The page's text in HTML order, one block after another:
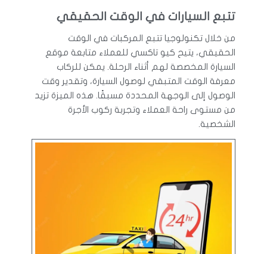
تتبع السيارات في الوقت الحقيقي
من خلال تكنولوجيا تتبع المركبات في الوقت
الحقيقي، يتيح كيو تاكسي للعملاء متابعة موقع
السيارة المخصصة لهم أثناء الرحلة. يمكن للركاب
معرفة الوقت المتبقي لوصول السيارة، وتقدير وقت
الوصول إلى الوجهة المحددة مسبقًا. هذه الميزة تزيد
من مستوى راحة العملاء وتجربة ركوب الأجرة
الشخصية.